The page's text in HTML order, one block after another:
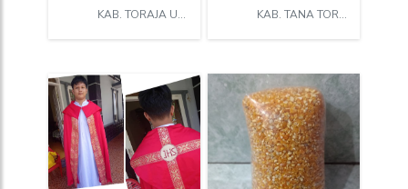
KAB. TORAJA UTARA KAB. TANA TORAJA